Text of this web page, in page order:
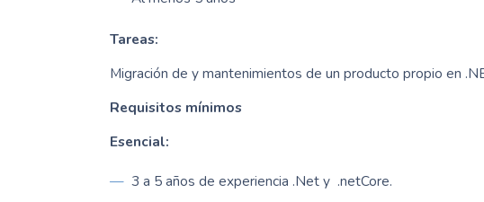
Tareas:
Migración de y mantenimientos de un producto propio en
Requisitos mínimos
Esencial:
3 a 5 años de experiencia .Net y .netCore.